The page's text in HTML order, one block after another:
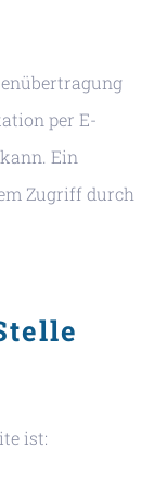
per E-
Ein
Zugriff durch
ist: